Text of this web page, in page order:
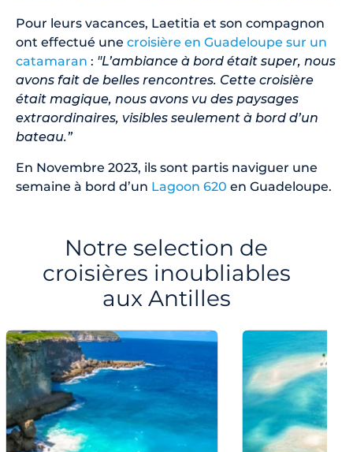
Pour leurs vacances, Laetitia et son compagnon
ont effectué une croisière en Guadeloupe sur un
catamaran : "L’ambiance à bord était super, nous
avons fait de belles rencontres. Cette croisière
était magique, nous avons vu des paysages
extraordinaires, visibles seulement à bord d’un
bateau.”
En Novembre 2023, ils sont partis naviguer une
semaine à bord d’un Lagoon 620 en Guadeloupe.
Notre selection de
croisières inoubliables
aux Antilles